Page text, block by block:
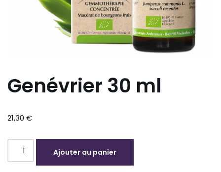
Genévrier 30 ml
21,30 €
Ajouter au panier